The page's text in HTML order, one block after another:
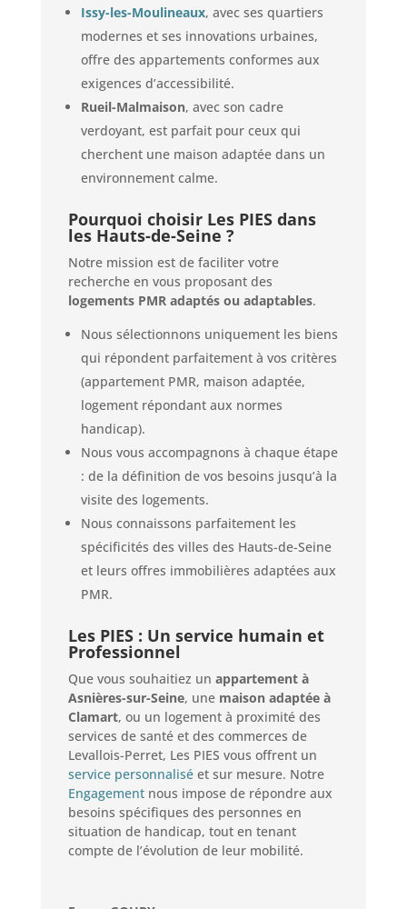
Issy-les-Moulineaux, avec ses quartiers
modernes et ses innovations urbaines,
offre des appartements conformes aux
exigences d’accessibilité.
Rueil-Malmaison, avec son cadre
verdoyant, est parfait pour ceux qui
cherchent une maison adaptée dans un
environnement calme.
Pourquoi choisir Les PIES dans
les Hauts-de-Seine ?
Notre mission est de faciliter votre
recherche en vous proposant des
logements PMR adaptés ou adaptables.
Nous sélectionnons uniquement les biens
qui répondent parfaitement à vos critères
(appartement PMR, maison adaptée,
logement répondant aux normes
handicap).
Nous vous accompagnons à chaque étape
: de la définition de vos besoins jusqu’à la
visite des logements.
Nous connaissons parfaitement les
spécificités des villes des Hauts-de-Seine
et leurs offres immobilières adaptées aux
PMR.
Les PIES : Un service humain et
Professionnel
Que vous souhaitiez un appartement à
Asnières-sur-Seine, une maison adaptée à
Clamart, ou un logement à proximité des
services de santé et des commerces de
Levallois-Perret, Les PIES vous offrent un
service personnaliséet sur mesure. Notre
Engagementnous impose de répondre aux
besoins spécifiques des personnes en
situation de handicap, tout en tenant
compte de l’évolution de leur mobilité.